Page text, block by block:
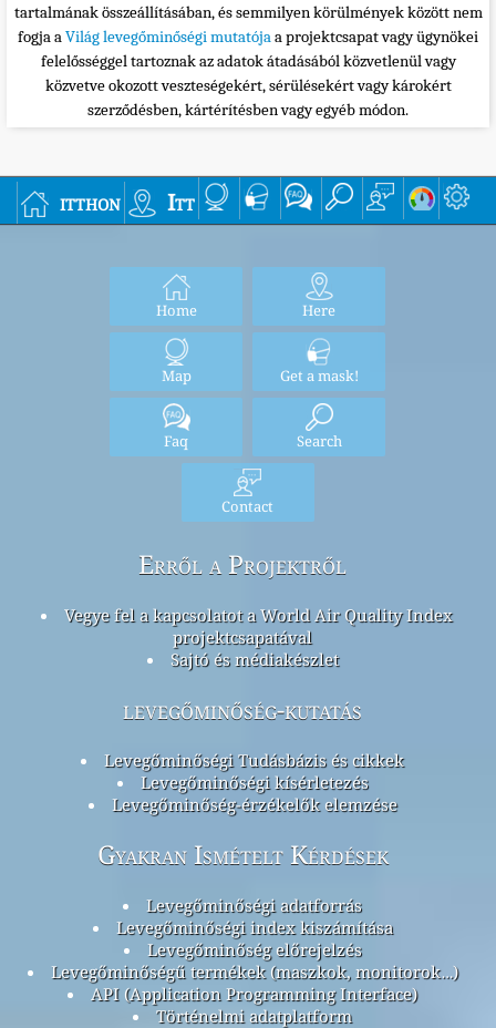
tartalmának összeállításában, és semmilyen körülmények között nem
fogja aVilág levegőminőségi mutatójaa projektcsapat vagy ügynökei
felelősséggel tartoznak az adatok átadásából közvetlenül vagy
közvetve okozott veszteségekért, sérülésekért vagy károkért
szerződésben, kártérítésben vagy egyéb módon.
itthon Itt
Home Here
Map Get a mask!
Faq Search
Contact
Erről a Projektről
Vegye fel a kapcsolatot a World Air Quality Index
projektcsapatával
Sajtó és médiakészlet
levegőminőség-kutatás
Levegőminőségi Tudásbázis és cikkek
Levegőminőségi kísérletezés
Levegőminőség-érzékelők elemzése
Gyakran Ismételt Kérdések
Levegőminőségi adatforrás
Levegőminőségi index kiszámítása
Levegőminőség előrejelzés
Levegőminőségű termékek (maszkok, monitorok…)
API (Application Programming Interface)
Történelmi adatplatform